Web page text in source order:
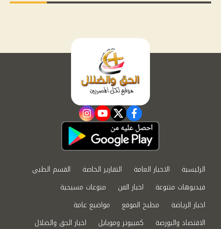
facebook
twitter
youtube
instagram
الرئيسية الاخبار العامة التقارير الخاصة
القسم الطبي
فيديوهات متنوعة
اخبار الفن
منوعات مسيحية
اخبار الرياضة
مطبخ الموقع
مواضيع عامة
الاقتصاد والبورصة
كمبيوتر وموبايل اخبار الحق والضلال